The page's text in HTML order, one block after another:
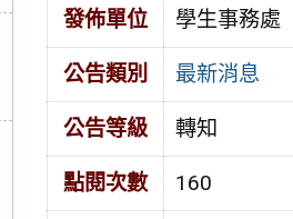
發佈單位 學生事務處
公告類別 最新消息
公告等級 轉知
點閱次數 160